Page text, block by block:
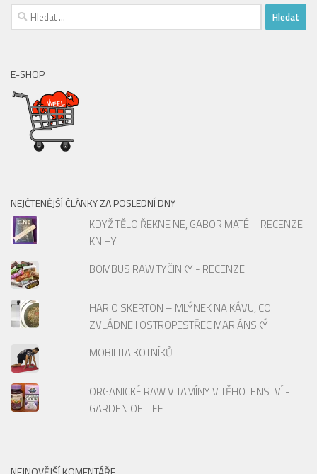
Vyhledávání
E-SHOP
NEJČTENĚJŠÍ ČLÁNKY ZA POSLEDNÍ DNY
KDYŽ TĚLO ŘEKNE NE, GABOR MATÉ – RECENZE
KNIHY
BOMBUS RAW TYČINKY - RECENZE
HARIO SKERTON – MLÝNEK NA KÁVU, CO
ZVLÁDNE I OSTROPESTŘEC MARIÁNSKÝ
MOBILITA KOTNÍKŮ
ORGANICKÉ RAW VITAMÍNY V TĚHOTENSTVÍ -
GARDEN OF LIFE